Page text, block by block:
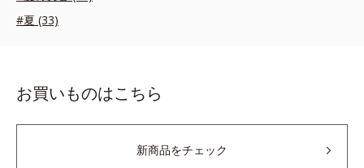
#夏 (33)
お買いものはこちら
新商品をチェック